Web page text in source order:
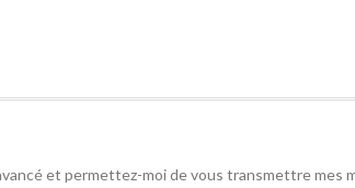
et permettez-moi de vous transmettre mes